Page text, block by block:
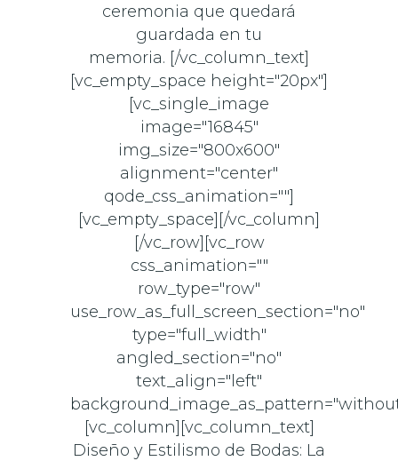
ceremonia que quedará
guardada en tu
memoria. [/vc_column_text]
[vc_empty_space height="20px"]
[vc_single_image
image="16845"
img_size="800x600"
alignment="center"
qode_css_animation=""]
[vc_empty_space][/vc_column]
[/vc_row][vc_row
css_animation=""
row_type="row"
use_row_as_full_screen_section="no"
type="full_width"
angled_section="no"
text_align="left"
[vc_column][vc_column_text]
Diseño y Estilismo de Bodas: La